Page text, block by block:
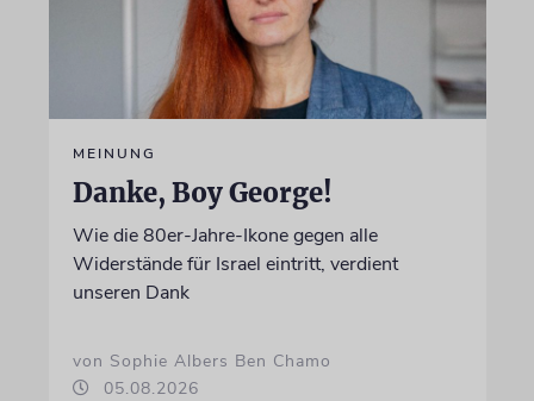
MEINUNG
Danke, Boy George!
Wie die 80er-Jahre-Ikone gegen alle
Widerstände für Israel eintritt, verdient
unseren Dank
von Sophie Albers Ben Chamo
05.08.2026